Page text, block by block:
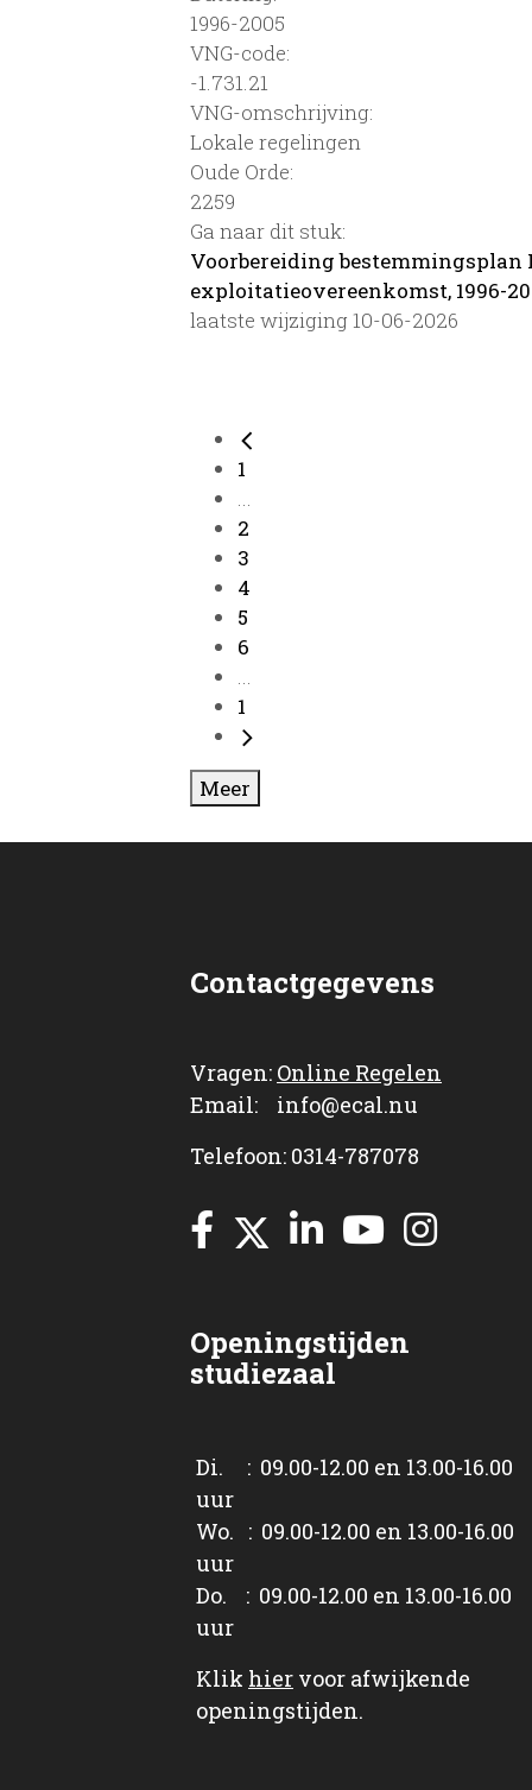
1996-2005
VNG-code:
-1.731.21
VNG-omschrijving:
Lokale regelingen
Oude Orde:
2259
Ga naar dit stuk:
Voorbereiding
exploitatieovereenkomst, 1996-
laatste wijziging 10-06-2026
1
...
2
3
4
5
6
...
1
Meer
Contactgegevens
Vragen: Online Regelen
Email: info@ecal.nu
Telefoon: 0314-787078
Openingstijden
studiezaal
Di. : 09.00-12.00 en 13.00-16.00
uur
Wo. : 09.00-12.00 en 13.00-16.00
uur
Do. : 09.00-12.00 en 13.00-16.00
uur
Klik hier voor afwijkende
openingstijden.